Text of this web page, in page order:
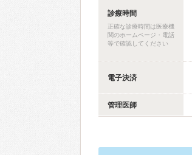
診療時間
正確な診療時間は医療機
関のホームページ・電話
等で確認してください
電子決済
管理医師